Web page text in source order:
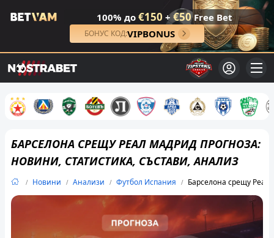
100% до €150 + €50Free Bet
БОНУС КОД:VIPBONUS
БАРСЕЛОНА СРЕЩУ РЕАЛ МАДРИД ПРОГНОЗА:
НОВИНИ, СТАТИСТИКА, СЪСТАВИ, АНАЛИЗ
Новини Анализи Футбол Испания Барселона срещу Реал